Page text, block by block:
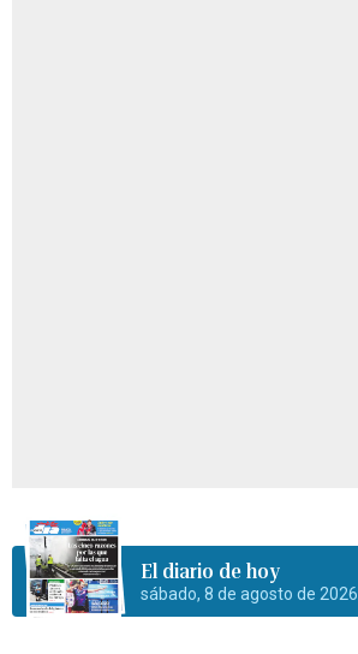
El diario de hoy
sábado, 8 de agosto de 2026